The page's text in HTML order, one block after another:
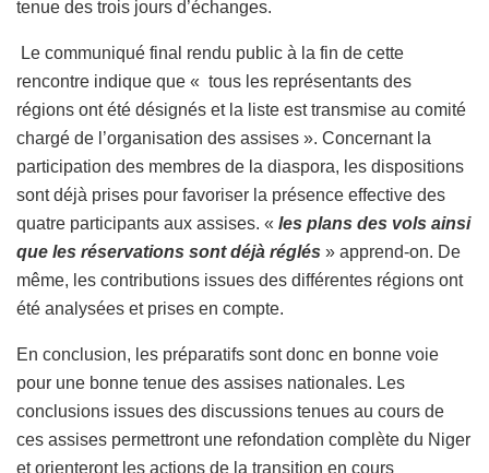
tenue des trois jours d’échanges.
Le communiqué final rendu public à la fin de cette
rencontre indique que « tous les représentants des
régions ont été désignés et la liste est transmise au comité
chargé de l’organisation des assises ». Concernant la
participation des membres de la diaspora, les dispositions
sont déjà prises pour favoriser la présence effective des
quatre participants aux assises. « les plans des vols ainsi
que les réservations sont déjà réglés » apprend-on. De
même, les contributions issues des différentes régions ont
été analysées et prises en compte.
En conclusion, les préparatifs sont donc en bonne voie
pour une bonne tenue des assises nationales. Les
conclusions issues des discussions tenues au cours de
ces assises permettront une refondation complète du Niger
et orienteront les actions de la transition en cours